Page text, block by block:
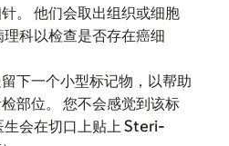
。 他们会取出组织或细胞
科以检查是否存在癌细
下一个小型标记物，以帮助
部位。 您不会感觉到该标
生会在切口上贴上 Steri-